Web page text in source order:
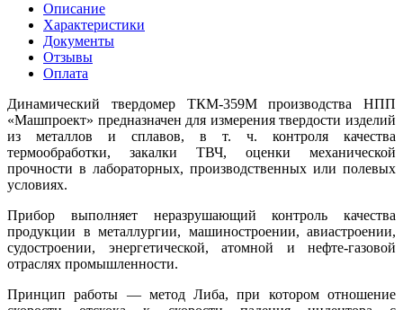
Описание
Характеристики
Документы
Отзывы
Оплата
Динамический твердомер ТКМ-359М производства НПП
«Машпроект» предназначен для измерения твердости изделий
из металлов и сплавов, в т. ч. контроля качества
термообработки, закалки ТВЧ, оценки механической
прочности в лабораторных, производственных или полевых
условиях.
Прибор выполняет неразрушающий контроль качества
продукции в металлургии, машиностроении, авиастроении,
судостроении, энергетической, атомной и нефте-газовой
отраслях промышленности.
Принцип работы — метод Либа, при котором отношение